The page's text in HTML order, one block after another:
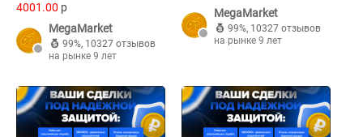
4001.00 p
MegaMarket
99%, 10327 отзывов
на рынке 9 лет
MegaMarket
99%, 10327 отзывов
на рынке 9 лет